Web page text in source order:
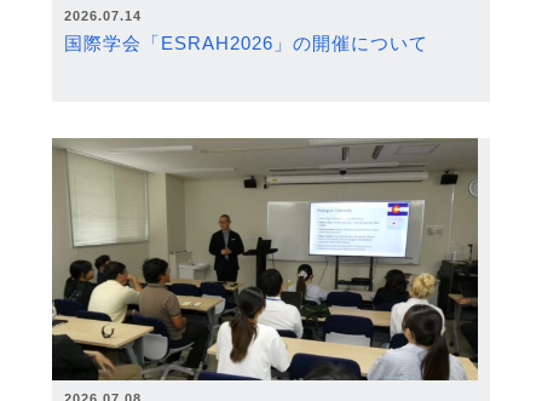
2026.07.14
国際学会「ESRAH2026」の開催について